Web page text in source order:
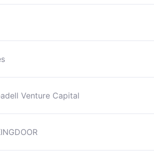
Venture Capital